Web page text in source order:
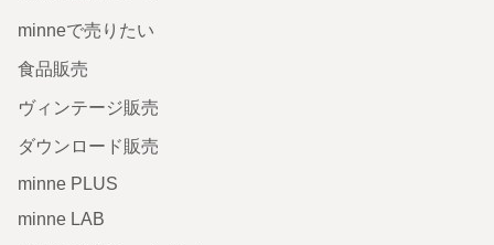
minneで売りたい
食品販売
ヴィンテージ販売
ダウンロード販売
minne PLUS
minne LAB